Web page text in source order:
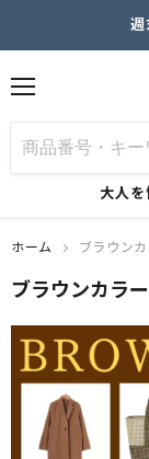
週
メ
ニ
ュ
ー
大人を
ホーム ブラウン
ブラウンカラ